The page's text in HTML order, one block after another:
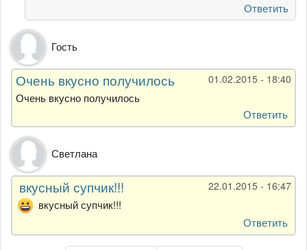
от
Лера
Ответить
Гость
01.02.2015 - 18:40
Очень вкусно получилось
Очень вкусно получилось
Ответить
Светлана
22.01.2015 - 16:47
вкусный супчик!!!
вкусный супчик!!!
Ответить